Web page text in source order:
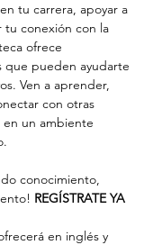
tu carrera, apoyar a
tu conexión con la
ofrece
que pueden ayudarte
Ven a aprender,
con otras
en un ambiente
conocimiento,
REGÍSTRATE YA
en inglés y